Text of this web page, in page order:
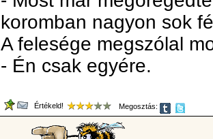
koromban nagyon sok
A felesége megszólal
- Én csak egyére.
Értékeld! Megosztás: